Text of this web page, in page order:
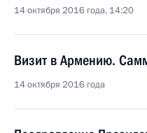
14 октября 2016 года, 14:20
Визит в Армению.
14 октября 2016 года